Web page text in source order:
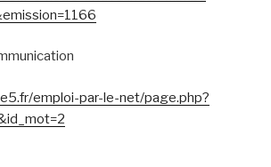
emploi-par-le-net/page.php?